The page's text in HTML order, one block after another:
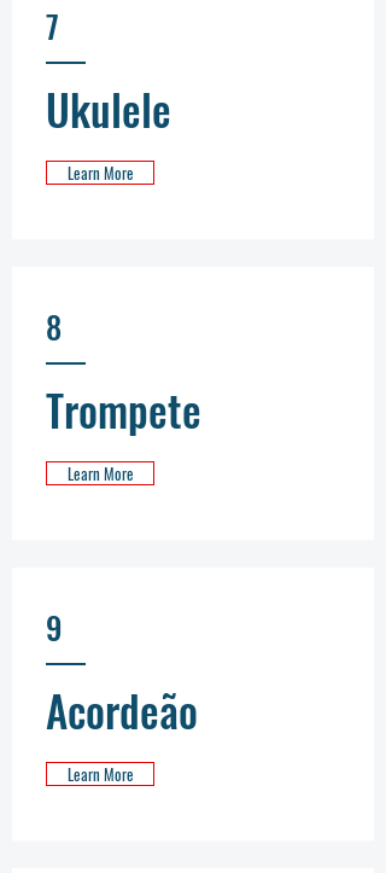
7
Ukulele
Learn More
8
Trompete
Learn More
9
Acordeão
Learn More